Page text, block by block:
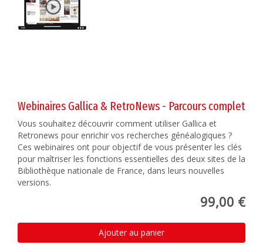
Webinaires Gallica & RetroNews - Parcours complet
Vous souhaitez découvrir comment utiliser Gallica et
Retronews pour enrichir vos recherches généalogiques ?
Ces webinaires ont pour objectif de vous présenter les clés
pour maîtriser les fonctions essentielles des deux sites de la
Bibliothèque nationale de France, dans leurs nouvelles
versions.
99,00 €
Ajouter au panier